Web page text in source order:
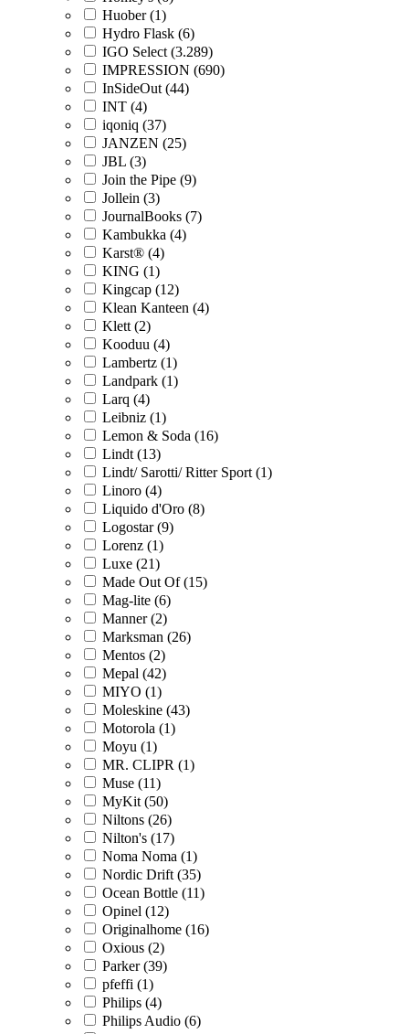
Huober (1)
Hydro Flask (6)
IGO Select (3.289)
IMPRESSION (690)
InSideOut (44)
INT (4)
iqoniq (37)
JANZEN (25)
JBL (3)
Join the Pipe (9)
Jollein (3)
JournalBooks (7)
Kambukka (4)
Karst® (4)
KING (1)
Kingcap (12)
Klean Kanteen (4)
Klett (2)
Kooduu (4)
Lambertz (1)
Landpark (1)
Larq (4)
Leibniz (1)
Lemon & Soda (16)
Lindt (13)
Lindt/ Sarotti/ Ritter Sport (1)
Linoro (4)
Liquido d'Oro (8)
Logostar (9)
Lorenz (1)
Luxe (21)
Made Out Of (15)
Mag-lite (6)
Manner (2)
Marksman (26)
Mentos (2)
Mepal (42)
MIYO (1)
Moleskine (43)
Motorola (1)
Moyu (1)
MR. CLIPR (1)
Muse (11)
MyKit (50)
Niltons (26)
Nilton's (17)
Noma Noma (1)
Nordic Drift (35)
Ocean Bottle (11)
Opinel (12)
Originalhome (16)
Oxious (2)
Parker (39)
pfeffi (1)
Philips (4)
Philips Audio (6)